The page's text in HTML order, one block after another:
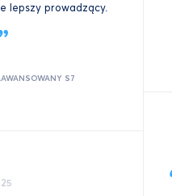
lepszy prowadzący.
S7